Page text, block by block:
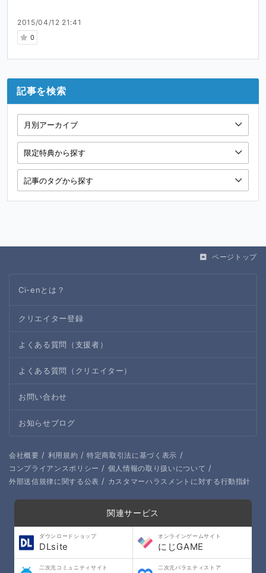
2015/04/12 21:41
0
記事を検索
ページトップ
Ci-enとは？
クリエイター登録
よくある質問（支援者）
よくある質問（クリエイター）
お問い合わせ
お知らせブログ
会社概要 / 利用規約 / 特定商取引法に基づく表示 /
コンプライアンスポリシー / 個人情報の取り扱いについて /
外部送信規律に関する公表 / カスタマーハラスメントに対する行動指針
関連サービス
ダウンロードショップ
DLsite
オンラインゲームサイト
にじGAME
二次元コミュニティサイト 二次元バラエティストア